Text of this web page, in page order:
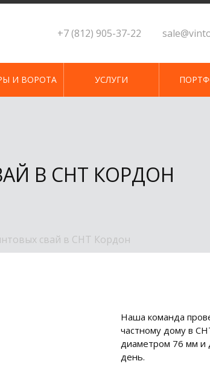
+7 (812) 905-37-22
И ВОРОТА УСЛУГИ
В СНТ КОРДОН
свай в СНТ Кордон
Наша команда
частному дому в
диаметром 76 мм и
день.